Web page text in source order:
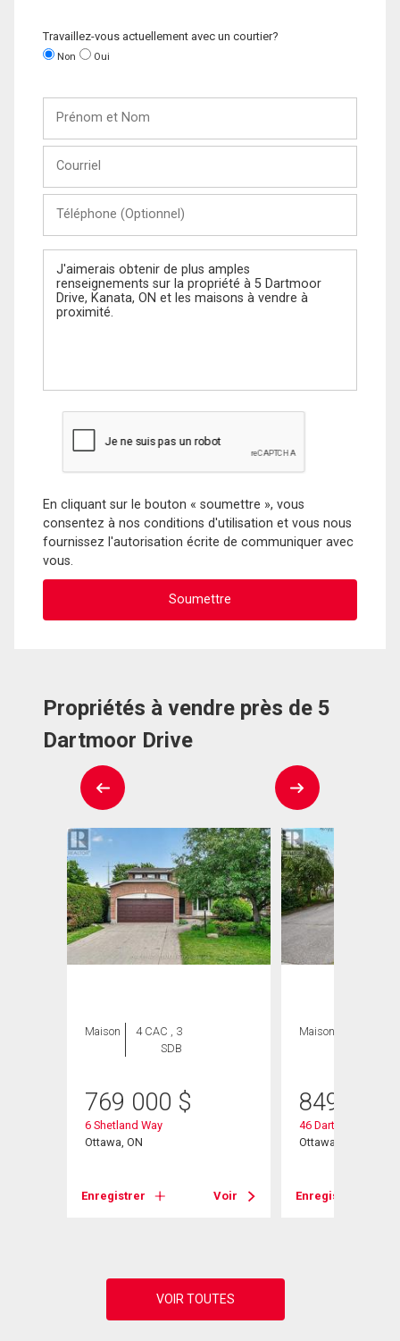
Travaillez-vous actuellement avec un courtier?
Non Oui
Nom
(Optionnel)
Message
En cliquant sur le bouton « soumettre », vous
consentez à nos conditions d'utilisation et vous nous
fournissez l'autorisation écrite de communiquer avec
vous.
Propriétés à vendre près de 5
Dartmoor Drive
Maison
4 CAC , 3
SDB
769 000 $
6 Shetland Way
Ottawa, ON
Enregistrer Voir
Maison
849 000
46 Dartmoor Drive
Ottawa, ON
Enregistrer